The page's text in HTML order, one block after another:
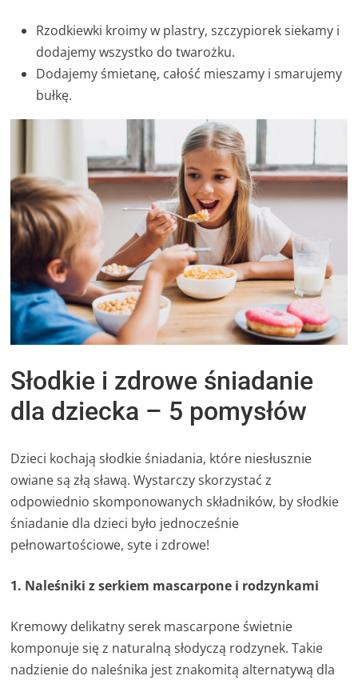
Rzodkiewki kroimy w plastry, szczypiorek siekamy i
dodajemy wszystko do twarożku.
Dodajemy śmietanę, całość mieszamy i smarujemy
bułkę.
Słodkie i zdrowe śniadanie
dla dziecka – 5 pomysłów
Dzieci kochają słodkie śniadania, które niesłusznie
owiane są złą sławą. Wystarczy skorzystać z
odpowiednio skomponowanych składników, by słodkie
śniadanie dla dzieci było jednocześnie
pełnowartościowe, syte i zdrowe!
1. Naleśniki z serkiem mascarpone i rodzynkami
Kremowy delikatny serek mascarpone świetnie
komponuje się z naturalną słodyczą rodzynek. Takie
nadzienie do naleśnika jest znakomitą alternatywą dla